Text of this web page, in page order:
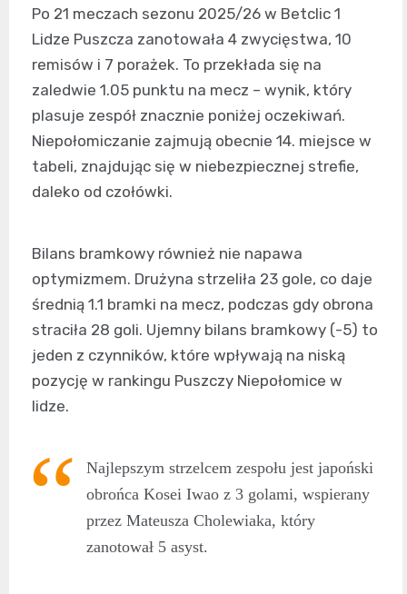
Po 21 meczach sezonu 2025/26 w Betclic 1
Lidze Puszcza zanotowała 4 zwycięstwa, 10
remisów i 7 porażek. To przekłada się na
zaledwie 1.05 punktu na mecz – wynik, który
plasuje zespół znacznie poniżej oczekiwań.
Niepołomiczanie zajmują obecnie 14. miejsce w
tabeli, znajdując się w niebezpiecznej strefie,
daleko od czołówki.
Bilans bramkowy również nie napawa
optymizmem. Drużyna strzeliła 23 gole, co daje
średnią 1.1 bramki na mecz, podczas gdy obrona
straciła 28 goli. Ujemny bilans bramkowy (-5) to
jeden z czynników, które wpływają na niską
pozycję w rankingu Puszczy Niepołomice w
lidze.
Najlepszym strzelcem zespołu jest japoński
obrońca Kosei Iwao z 3 golami, wspierany
przez Mateusza Cholewiaka, który
zanotował 5 asyst.